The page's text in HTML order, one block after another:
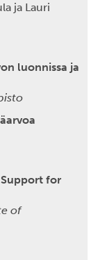
ja Lauri
luonnissa ja
for
of